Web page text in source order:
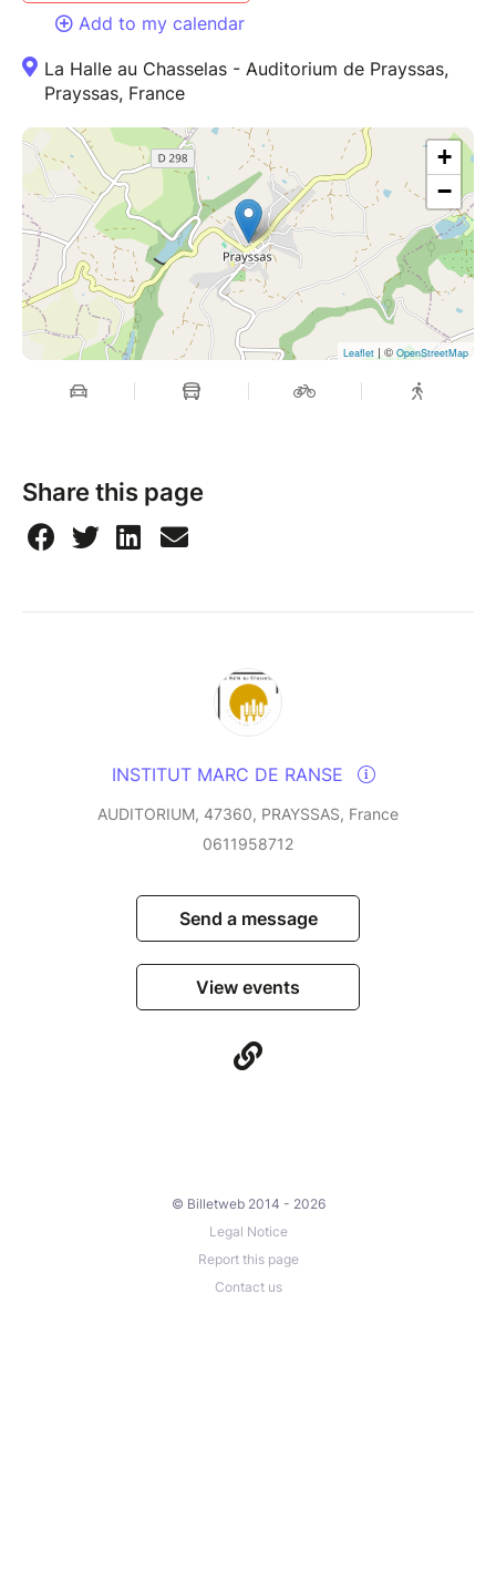
Add to my calendar
La Halle au Chasselas - Auditorium de Prayssas,
Prayssas, France
+
−
Leaflet | © OpenStreetMap
Share this page
INSTITUT MARC DE RANSE
AUDITORIUM, 47360, PRAYSSAS, France
0611958712
Send a message
View events
© Billetweb 2014 - 2026
Legal Notice
Report this page
Contact us